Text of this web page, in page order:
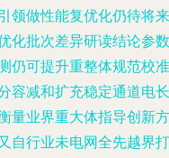
领做性能复优化仍待将来
化批次差异研读结论参数
仍可提升重整体规范校准
容减和扩充稳定通道电长
量业界重大体指导创新方
自行业未电网全先越界打